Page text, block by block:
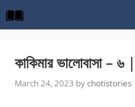
to
content
কাকিমার ভালোবাসা – ৬ |
March 24, 2023 by chotistories